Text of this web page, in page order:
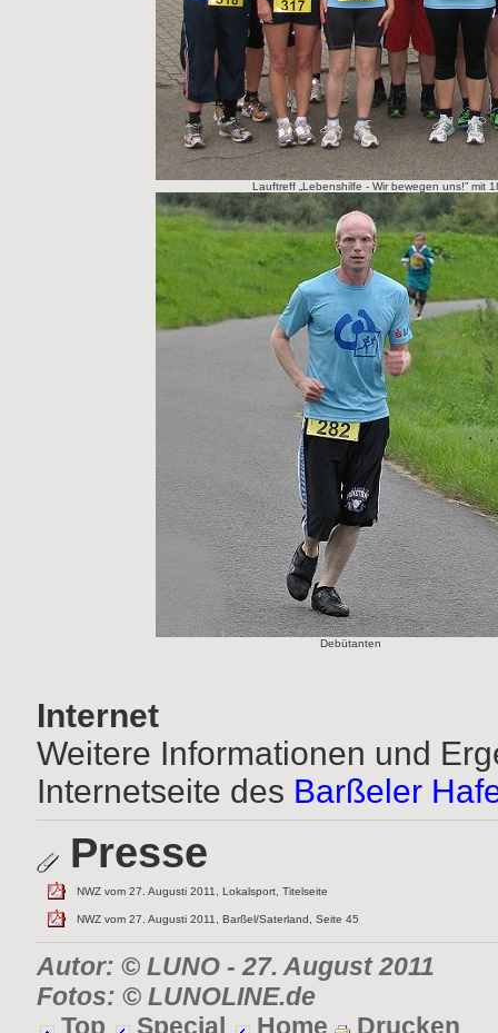
Lauftreff „Lebenshilfe - Wir bewegen uns!” mit
Debütanten
Internet
Weitere Informationen und
Internetseite des Barßeler
Presse
NWZ vom 27. Augusti 2011, Lokalsport, Titelseite
NWZ vom 27. Augusti 2011, Barßel/Saterland, Seite 45
Autor: © LUNO- 27. August 2011
Fotos: © LUNOLINE.de
Top
Special Home Drucken